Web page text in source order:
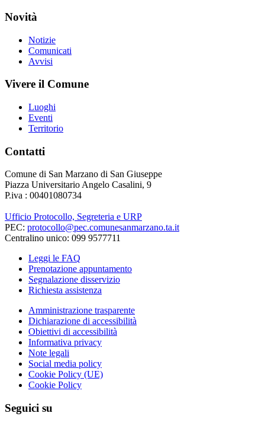
Novità
Notizie
Comunicati
Avvisi
Vivere il Comune
Luoghi
Eventi
Territorio
Contatti
Comune di San Marzano di San Giuseppe
Piazza Universitario Angelo Casalini, 9
P.iva : 00401080734
Ufficio Protocollo, Segreteria e URP
PEC: protocollo@pec.comunesanmarzano.ta.it
Centralino unico: 099 9577711
Leggi le FAQ
Prenotazione appuntamento
Segnalazione disservizio
Richiesta assistenza
Amministrazione trasparente
Dichiarazione di accessibilità
Obiettivi di accessibilità
Informativa privacy
Note legali
Social media policy
Cookie Policy (UE)
Cookie Policy
Seguici su